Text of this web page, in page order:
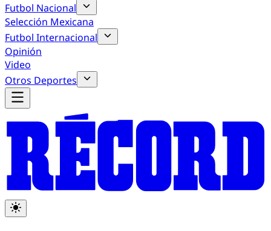
Futbol Nacional
Selección Mexicana
Futbol Internacional
Opinión
Video
Otros Deportes